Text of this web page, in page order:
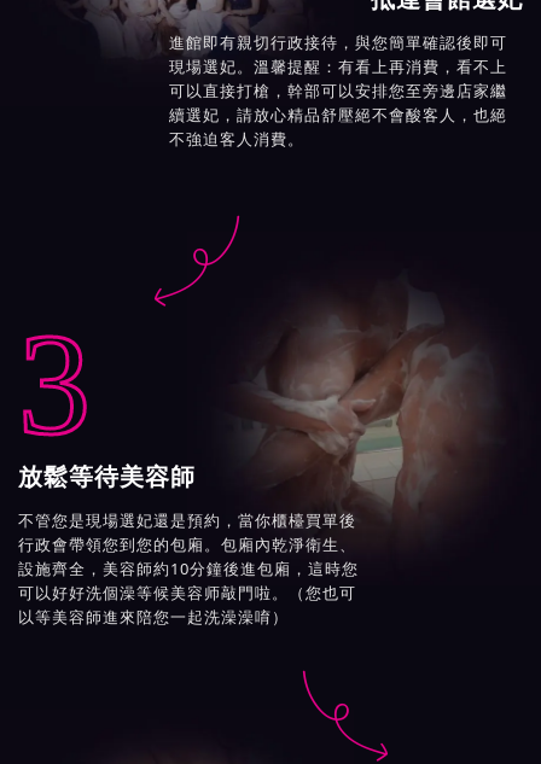
進館即有親切行政接待，與您簡單確認後即可
現場選妃。溫馨提醒：有看上再消費，看不上
可以直接打槍，幹部可以安排您至旁邊店家繼
續選妃，請放心精品舒壓絕不會酸客人，也絕
不強迫客人消費。

3
放鬆等待美容師
不管您是現場選妃還是預約，當你櫃檯買單後
行政會帶領您到您的包廂。包廂內乾淨衛生、
設施齊全，美容師約10分鐘後進包廂，這時您
可以好好洗個澡等候美容师敲門啦。（您也可
以等美容師進來陪您一起洗澡澡唷）
